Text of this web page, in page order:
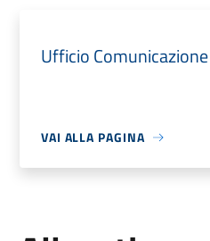
Ufficio Comunicazione
VAI ALLA PAGINA